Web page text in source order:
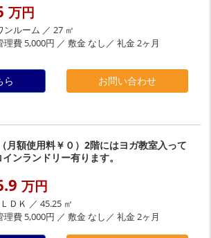
万円
ンルーム ／ 27 ㎡
理費 5,000円 ／ 敷金 なし／ 礼金 2ヶ月
ら お問い合わせ
月額使用料￥０）2階にはヨガ教室入って
ンランドリー有ります。
万円
ＤＫ ／ 45.25 ㎡
理費 5,000円 ／ 敷金 なし／ 礼金 2ヶ月